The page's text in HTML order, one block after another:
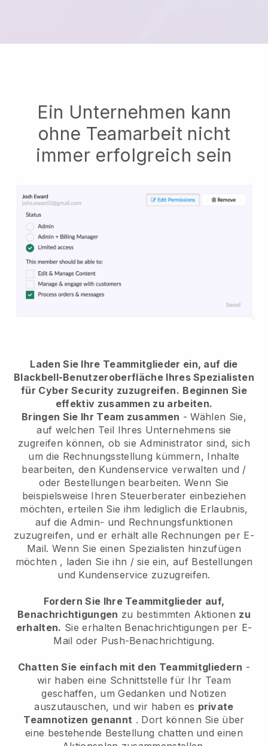
Ein Unternehmen kann
ohne Teamarbeit nicht
immer erfolgreich sein
Laden Sie Ihre Teammitglieder ein, auf die
Blackbell-Benutzeroberfläche Ihres Spezialisten
für Cyber Security zuzugreifen. Beginnen Sie
effektiv zusammen zu arbeiten.
Bringen Sie Ihr Team zusammen - Wählen Sie,
auf welchen Teil Ihres Unternehmens sie
zugreifen können, ob sie Administrator sind, sich
um die Rechnungsstellung kümmern, Inhalte
bearbeiten, den Kundenservice verwalten und /
oder Bestellungen bearbeiten. Wenn Sie
beispielsweise Ihren Steuerberater einbeziehen
möchten, erteilen Sie ihm lediglich die Erlaubnis,
auf die Admin- und Rechnungsfunktionen
zuzugreifen, und er erhält alle Rechnungen per E-
Mail. Wenn Sie einen Spezialisten hinzufügen
möchten , laden Sie ihn / sie ein, auf Bestellungen
und Kundenservice zuzugreifen.
Fordern Sie Ihre Teammitglieder auf,
Benachrichtigungen zu bestimmten Aktionen zu
erhalten. Sie erhalten Benachrichtigungen per E-
Mail oder Push-Benachrichtigung.
Chatten Sie einfach mit den Teammitgliedern -
wir haben eine Schnittstelle für Ihr Team
geschaffen, um Gedanken und Notizen
auszutauschen, und wir haben es private
Teamnotizen genannt . Dort können Sie über
eine bestehende Bestellung chatten und einen